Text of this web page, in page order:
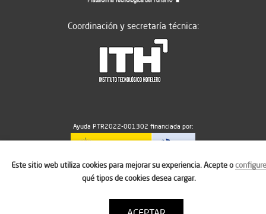
Coordinación y secretaría técnica:
Ayuda PTR2022-001302 financiada por:
MICIU/AEI/10.13039/501100011033
Este sitio web utiliza cookies para mejorar su experiencia. Acepte oconfigure
qué tipos de cookies desea cargar.